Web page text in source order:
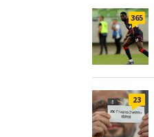
365
23